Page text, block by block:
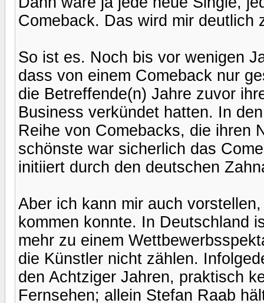
Comeback. Das wird mir deutlich
So ist es. Noch bis vor wenigen
dass von einem Comeback nur
die Betreffende(n) Jahre zuvor
Business verkündet hatten. In
Reihe von Comebacks, die ihren
schönste war sicherlich das
initiiert durch den deutschen
Aber ich kann mir auch
kommen konnte. In Deutschland
mehr zu einem
die Künstler nicht zählen.
den Achtziger Jahren, praktisch
Fernsehen; allein Stefan Raab